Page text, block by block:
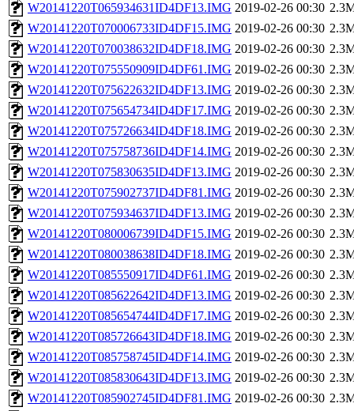
W20141220T065934631ID4DF13.IMG 2019-02-26 00:30
W20141220T070006733ID4DF15.IMG 2019-02-26 00:30
W20141220T070038632ID4DF18.IMG 2019-02-26 00:30
W20141220T075550909ID4DF61.IMG 2019-02-26 00:30
W20141220T075622632ID4DF13.IMG 2019-02-26 00:30
W20141220T075654734ID4DF17.IMG 2019-02-26 00:30
W20141220T075726634ID4DF18.IMG 2019-02-26 00:30
W20141220T075758736ID4DF14.IMG 2019-02-26 00:30
W20141220T075830635ID4DF13.IMG 2019-02-26 00:30
W20141220T075902737ID4DF81.IMG 2019-02-26 00:30
W20141220T075934637ID4DF13.IMG 2019-02-26 00:30
W20141220T080006739ID4DF15.IMG 2019-02-26 00:30
W20141220T080038638ID4DF18.IMG 2019-02-26 00:30
W20141220T085550917ID4DF61.IMG 2019-02-26 00:30
W20141220T085622642ID4DF13.IMG 2019-02-26 00:30
W20141220T085654744ID4DF17.IMG 2019-02-26 00:30
W20141220T085726643ID4DF18.IMG 2019-02-26 00:30
W20141220T085758745ID4DF14.IMG 2019-02-26 00:30
W20141220T085830643ID4DF13.IMG 2019-02-26 00:30
W20141220T085902745ID4DF81.IMG 2019-02-26 00:30